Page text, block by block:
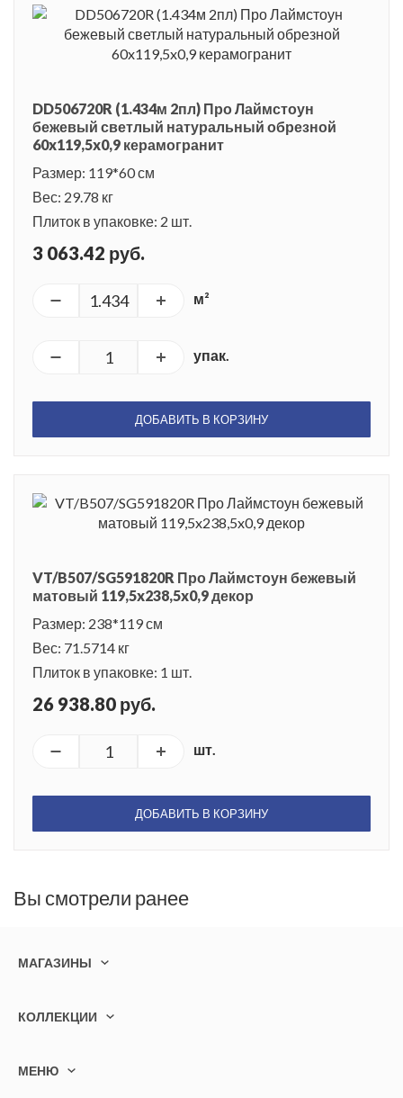
DD506720R (1.434м 2пл) Про Лаймстоун
бежевый светлый натуральный обрезной
60x119,5x0,9 керамогранит
Размер: 119*60 см
Вес: 29.78 кг
Плиток в упаковке: 2 шт.
3 063.42 руб.
м²
упак.
ДОБАВИТЬ В КОРЗИНУ
VT/B507/SG591820R Про Лаймстоун бежевый
матовый 119,5x238,5x0,9 декор
Размер: 238*119 см
Вес: 71.5714 кг
Плиток в упаковке: 1 шт.
26 938.80 руб.
шт.
ДОБАВИТЬ В КОРЗИНУ
Вы смотрели ранее
МАГАЗИНЫ
КОЛЛЕКЦИИ
МЕНЮ